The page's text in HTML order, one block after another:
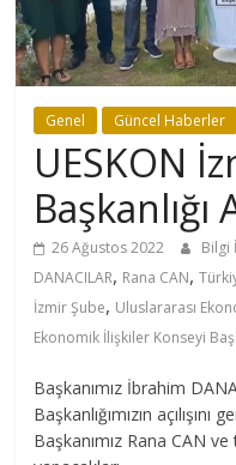
Genel Güncel Haberler
UESKON
Başkanlığı
26 Ağustos 2022 Bilgi
DANACILAR, Rana CAN,
İzmir Şube, Uluslararası
Ekonomik İlişkiler Konseyi
Başkanımız İbrahim
Başkanlığımızın
Başkanımız Rana CAN